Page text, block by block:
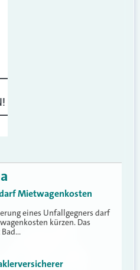
Mietwagenkosten
eines Unfallgegners darf
kürzen. Das